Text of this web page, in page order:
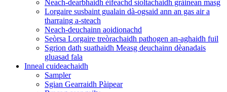
Neach-dearbhaidh èifeachd sìoltachaidh gràinean masg
Lorgaire susbaint gualain dà-ogsaid ann an gas air a
tharraing a-steach
Neach-deuchainn aoidionachd
Seòrsa Lorgaire treòrachaidh pathogen an-aghaidh fuil
Sgrion dath suathaidh Measg deuchainn dèanadais
gluasad fala
Inneal cuideachaidh
Sampler
Sgian Gearraidh Pàipear